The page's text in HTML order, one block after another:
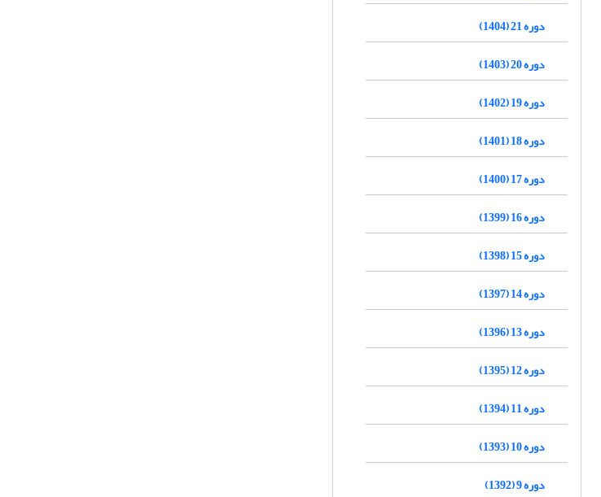
دوره 21 (1404)
دوره 20 (1403)
دوره 19 (1402)
دوره 18 (1401)
دوره 17 (1400)
دوره 16 (1399)
دوره 15 (1398)
دوره 14 (1397)
دوره 13 (1396)
دوره 12 (1395)
دوره 11 (1394)
دوره 10 (1393)
دوره 9 (1392)